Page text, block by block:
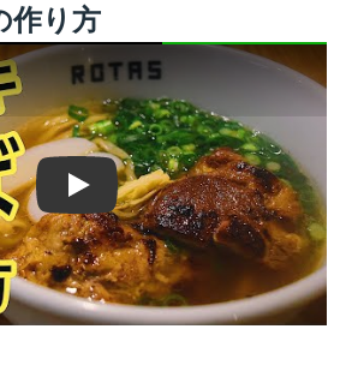
作り方
Play